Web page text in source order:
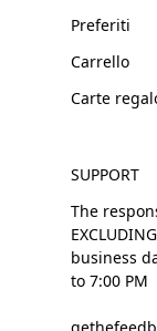
Preferiti
Carrello
Carte
SUPPORT
The
business
to 7:00 PM